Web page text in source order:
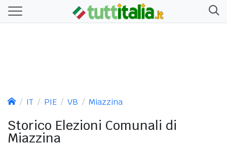
IT PIE VB Miazzina
Storico Elezioni Comunali di
Miazzina